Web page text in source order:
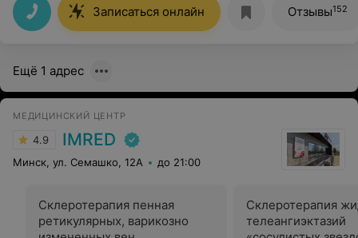
Записаться онлайн Отзывы152
Ещё 1 адрес
МЕДИЦИНСКИЙ ЦЕНТР
4.9 IMRED
Минск, ул. Семашко, 12А до 21:00
Склеротерапия пенная
ретикулярных, варикозно
Склеротерапия
телеангиэктазий